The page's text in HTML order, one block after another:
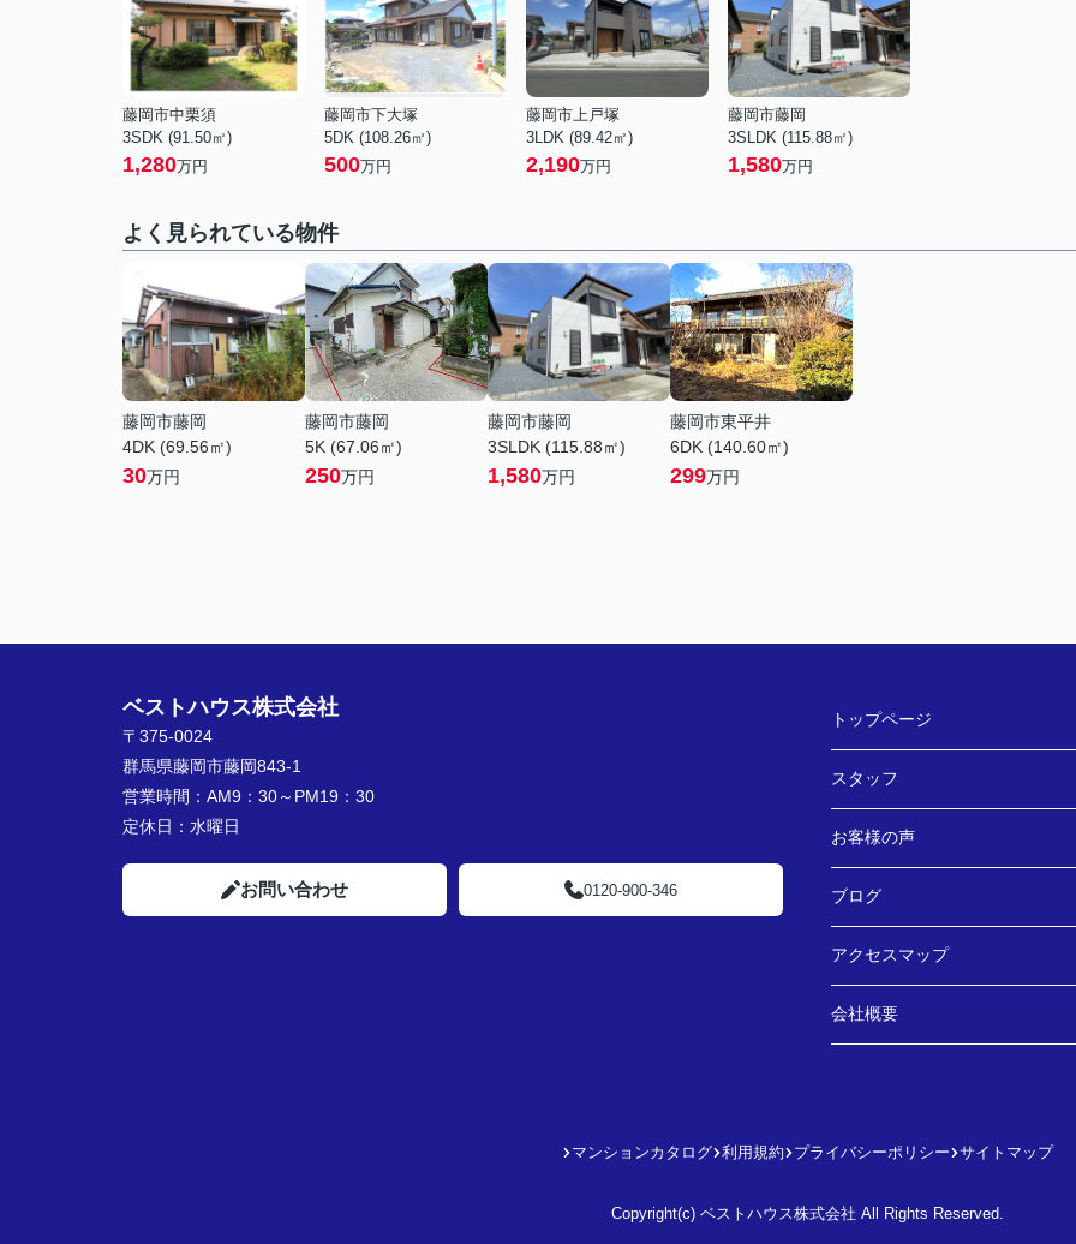
藤岡市中栗須
3SDK (91.50㎡)
1,280万円
藤岡市下大塚
5DK (108.26㎡)
500万円
藤岡市上戸塚
3LDK (89.42㎡)
2,190万円
藤岡市藤岡
3SLDK (115.88㎡)
1,580万円
よく見られている物件
藤岡市藤岡
4DK (69.56㎡)
30万円
藤岡市藤岡
5K (67.06㎡)
250万円
藤岡市藤岡
3SLDK (115.88㎡)
1,580万円
藤岡市東平井
6DK (140.60㎡)
299万円
ベストハウス株式会社
〒375-0024
群馬県藤岡市藤岡843-1
営業時間： AM9：30～PM19：30
定休日： 水曜日
お問い合わせ 0120-900-346
トップページ
スタッフ
お客様の声
ブログ
アクセスマップ
会社概要
マンションカタログ 利用規約 プライバシーポリシー サイトマップ
Copyright(c) ベストハウス株式会社 All Rights Reserved.